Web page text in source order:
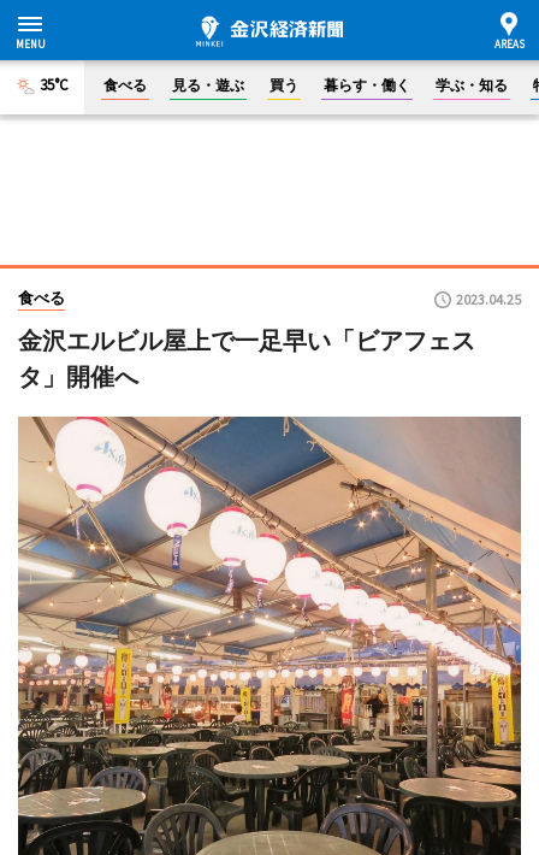
35°C 食べる 見る・遊ぶ 買う 暮らす・働く 学ぶ・知る
食べる 2023.04.25
金沢エルビル屋上で一足早い「ビアフェス
タ」開催へ